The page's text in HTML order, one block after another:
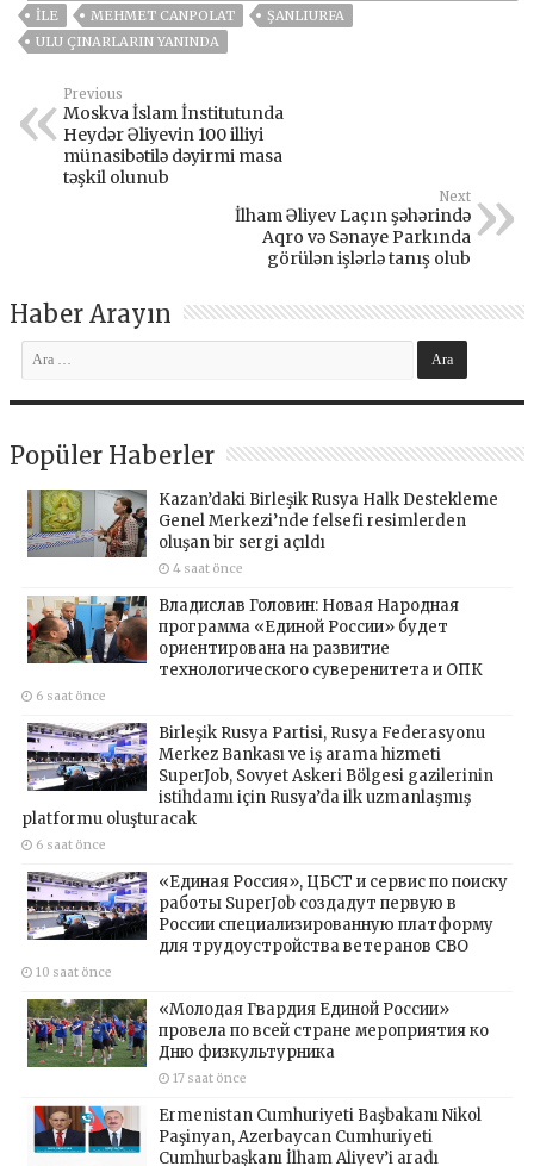
ILE
MEHMET CANPOLAT
ŞANLIURFA
ULU ÇINARLARIN YANINDA
Previous
Moskva İslam İnstitutunda
Heydər Əliyevin 100 illiyi
münasibətilə dəyirmi masa
təşkil olunub
Next
İlham Əliyev Laçın şəhərində
Aqro və Sənaye Parkında
görülən işlərlə tanış olub
Haber Arayın
Popüler Haberler
Kazan’daki Birleşik Rusya Halk Destekleme
Genel Merkezi’nde felsefi resimlerden
oluşan bir sergi açıldı
4 saat önce
Владислав Головин: Новая Народная
программа «Единой России» будет
ориентирована на развитие
технологического суверенитета и ОПК
6 saat önce
Birleşik Rusya Partisi, Rusya Federasyonu
Merkez Bankası ve iş arama hizmeti
SuperJob, Sovyet Askeri Bölgesi gazilerinin
istihdamı için Rusya’da ilk uzmanlaşmış
platformu oluşturacak
6 saat önce
«Единая Россия», ЦБСТ и сервис по поиску
работы SuperJob создадут первую в
России специализированную платформу
для трудоустройства ветеранов СВО
10 saat önce
«Молодая Гвардия Единой России»
провела по всей стране мероприятия ко
Дню физкультурника
17 saat önce
Ermenistan Cumhuriyeti Başbakanı Nikol
Paşinyan, Azerbaycan Cumhuriyeti
Cumhurbaşkanı İlham Aliyev’i aradı